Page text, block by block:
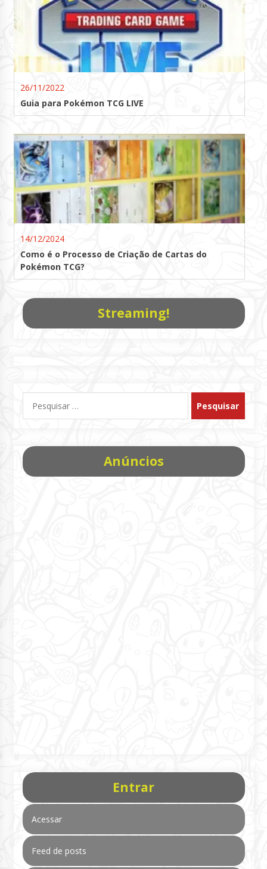
26/11/2022
Guia para Pokémon TCG LIVE
14/12/2024
Como é o Processo de Criação de Cartas do
Pokémon TCG?
Streaming!
por:
Anúncios
Entrar
Acessar
Feed de posts